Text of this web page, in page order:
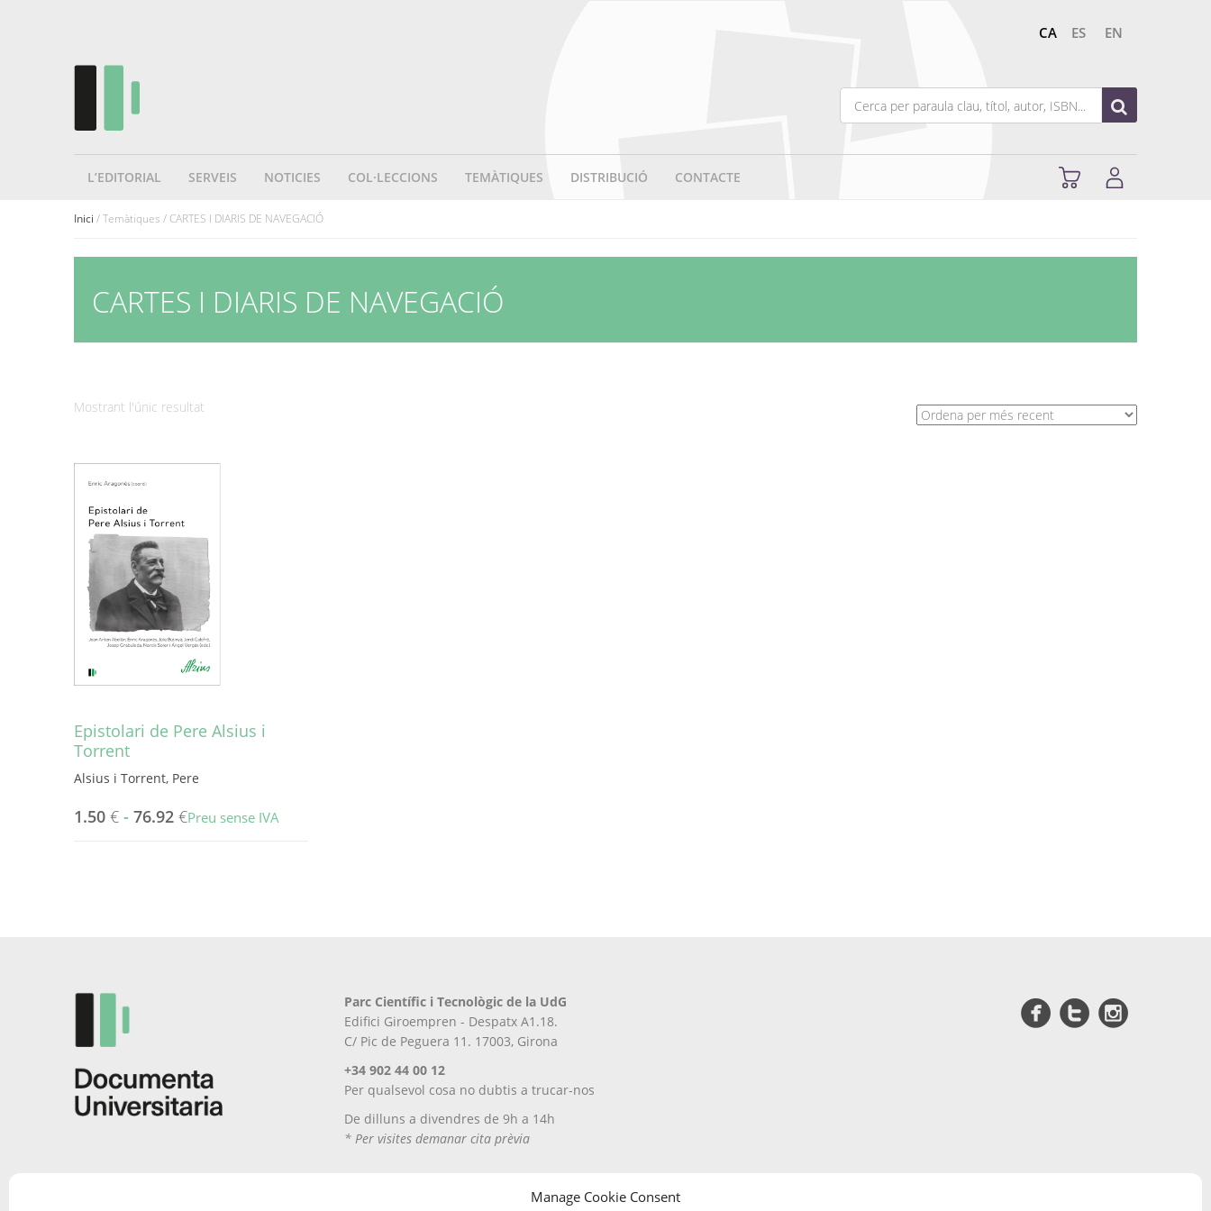
Manage Cookie Consent
CA ES EN
L’EDITORIAL SERVEIS NOTICIES COL·LECCIONS TEMÀTIQUES DISTRIBUCIÓ CONTACTE
Inici / Temàtiques / CARTES I DIARIS DE NAVEGACIÓ
CARTES I DIARIS DE NAVEGACIÓ
Mostrant l'únic resultat
Epistolari de Pere Alsius i
Torrent
Alsius i Torrent, Pere
1.50 € - 76.92 €Preu sense IVA
pàgina
del
producte
Parc Científic i Tecnològic de la UdG
Edifici Giroempren - Despatx A1.18.
C/ Pic de Peguera 11. 17003, Girona
+34 902 44 00 12
Per qualsevol cosa no dubtis a trucar-nos
De dilluns a divendres de 9h a 14h
* Per visites demanar cita prèvia